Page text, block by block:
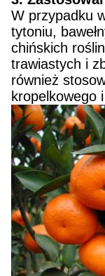
W przypadku
tytoniu,
chińskich
trawiastych i
również
kropelkowego